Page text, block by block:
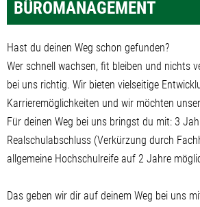
BÜROMANAGEMENT
Hast du deinen Weg schon gefunden?
Wer schnell wachsen, fit bleiben und nichts
bei uns richtig. Wir bieten vielseitige
Karrieremöglichkeiten und wir möchten
Für deinen Weg bei uns bringst du mit: 3
Realschulabschluss (Verkürzung durch
allgemeine Hochschulreife auf 2 Jahre
Das geben wir dir auf deinem Weg bei uns